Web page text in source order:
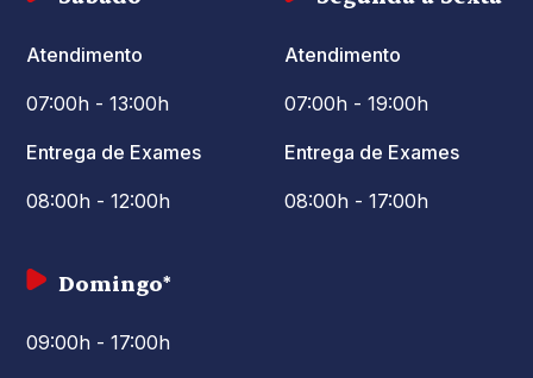
Atendimento
07:00h - 19:00h
Entrega de Exames
08:00h - 17:00h
Atendimento
07:00h - 13:00h
Entrega de Exames
08:00h - 12:00h
Domingo*
09:00h - 17:00h